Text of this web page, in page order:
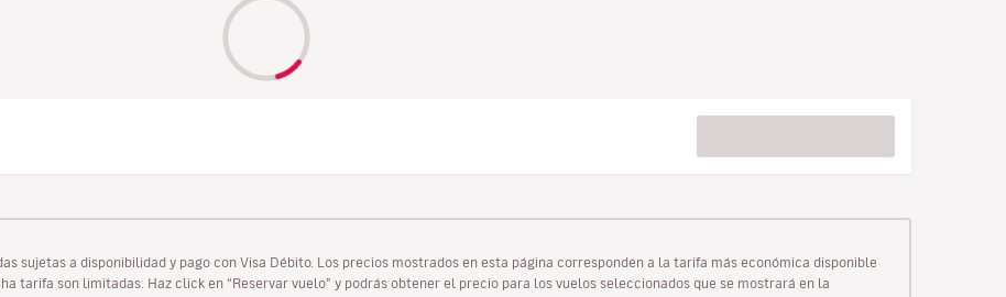
sujetas a disponibilidad y pago con Visa Débito. Los precios mostrados en esta página corresponden a la tarifa más económica disponible
tarifa son limitadas. Haz click en “Reservar vuelo” y podrás obtener el precio para los vuelos seleccionados que se mostrará en la